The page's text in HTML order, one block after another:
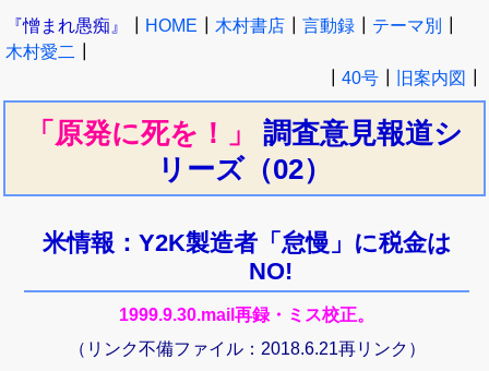
『憎まれ愚痴』 HOME 木村書店 言動録 テーマ別
木村愛二
40号 旧案内図
「原発に死を！」
調査意見報道シ
リーズ（02）
米情報：Y2K製造者「怠慢」に税金は
NO!
1999.9.30.mail再録・ミス校正。
（リンク不備ファイル：2018.6.21再リンク）